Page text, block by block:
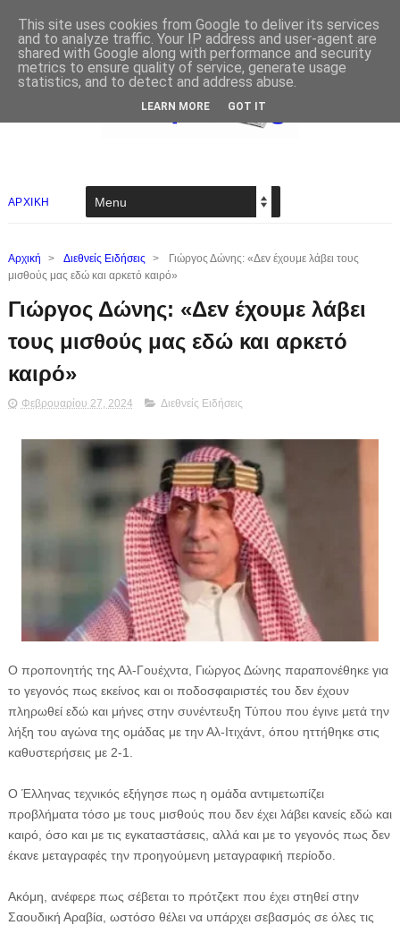
ΑΡΧΙΚΗ
Αρχική > Διεθνείς Ειδήσεις >
Γιώργος Δώνης: «Δεv έχουμε λάβει τους
μισθούς μας εδώ και αρκετό καιρό»
Γιώργος Δώνης: «Δεv έχουμε λάβει
τους μισθούς μας εδώ και αρκετό
καιρό»
Φεβρουαρίου 27, 2024 Διεθνείς Ειδήσεις
Ο προπονητής της Αλ-Γουέχντα, Γιώργος Δώνης παραπονέθηκε για
το γεγονός πως εκείνος και οι ποδοσφαιριστές του δεν έχουν
πληρωθεί εδώ και μήνες στην συνέντευξη Τύπου που έγινε μετά την
λήξη του αγώνα της ομάδας με την Αλ-Ιτιχάντ, όπου ηττήθηκε στις
καθυστερήσεις με 2-1.
Ο Έλληνας τεχνικός εξήγησε πως η ομάδα αντιμετωπίζει
προβλήματα τόσο με τους μισθούς που δεν έχει λάβει κανείς εδώ και
καιρό, όσο και με τις εγκαταστάσεις, αλλά και με το γεγονός πως δεν
έκανε μεταγραφές την προηγούμενη μεταγραφική περίοδο.
Ακόμη, ανέφερε πως σέβεται το πρότζεκτ που έχει στηθεί στην
Σαουδική Αραβία, ωστόσο θέλει να υπάρχει σεβασμός σε όλες τις
This site uses cookies from Google to deliver its services
and to analyze traffic. Your IP address and user-agent are
shared with Google along with performance and security
metrics to ensure quality of service, generate usage
statistics, and to detect and address abuse.
LEARN MORE GOT IT